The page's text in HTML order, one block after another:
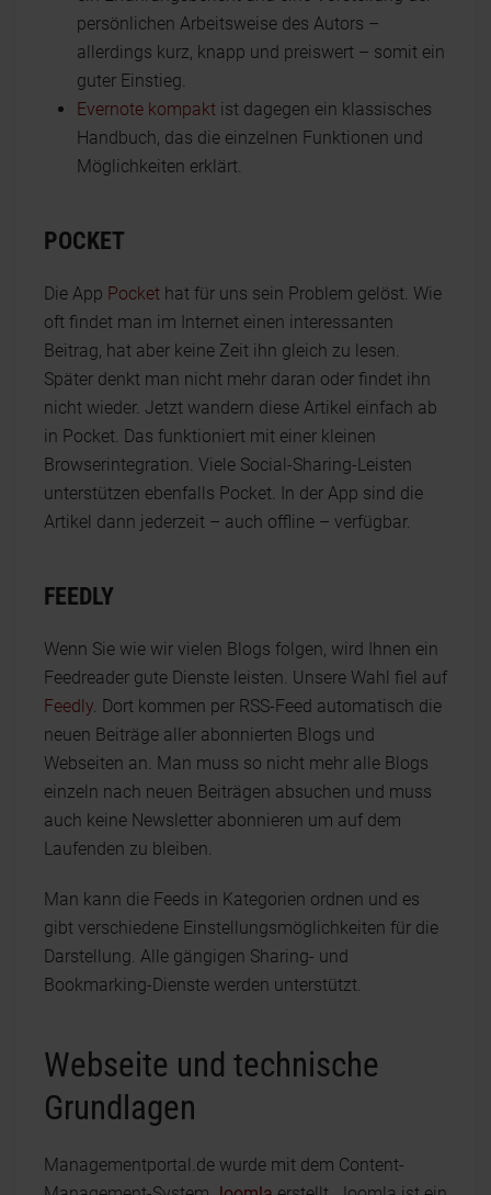
persönlichen Arbeitsweise des Autors –
allerdings kurz, knapp und preiswert – somit ein
guter Einstieg.
Evernote kompakt ist dagegen ein klassisches
Handbuch, das die einzelnen Funktionen und
Möglichkeiten erklärt.
POCKET
Die App Pocket hat für uns sein Problem gelöst. Wie
oft findet man im Internet einen interessanten
Beitrag, hat aber keine Zeit ihn gleich zu lesen.
Später denkt man nicht mehr daran oder findet ihn
nicht wieder. Jetzt wandern diese Artikel einfach ab
in Pocket. Das funktioniert mit einer kleinen
Browserintegration. Viele Social-Sharing-Leisten
unterstützen ebenfalls Pocket. In der App sind die
Artikel dann jederzeit – auch offline – verfügbar.
FEEDLY
Wenn Sie wie wir vielen Blogs folgen, wird Ihnen ein
Feedreader gute Dienste leisten. Unsere Wahl fiel auf
Feedly. Dort kommen per RSS-Feed automatisch die
neuen Beiträge aller abonnierten Blogs und
Webseiten an. Man muss so nicht mehr alle Blogs
einzeln nach neuen Beiträgen absuchen und muss
auch keine Newsletter abonnieren um auf dem
Laufenden zu bleiben.
Man kann die Feeds in Kategorien ordnen und es
gibt verschiedene Einstellungsmöglichkeiten für die
Darstellung. Alle gängigen Sharing- und
Bookmarking-Dienste werden unterstützt.
Webseite und technische
Grundlagen
Managementportal.de wurde mit dem Content-